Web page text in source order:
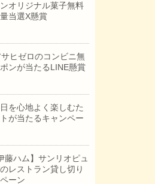
オリジナル菓子無料
当選X懸賞
ヒゼロのコンビニ無
ンが当たるLINE懸賞
を心地よく楽しむた
が当たるキャンペー
藤ハム】サンリオピュ
レストラン貸し切り
ーン